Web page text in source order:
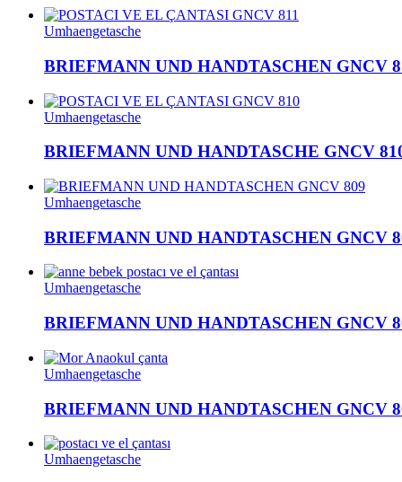
Umhaengetasche
BRIEFMANN UND HANDTASCHEN GNCV
Umhaengetasche
BRIEFMANN UND HANDTASCHE GNCV
Umhaengetasche
BRIEFMANN UND HANDTASCHEN GNCV
Umhaengetasche
BRIEFMANN UND HANDTASCHEN GNCV
Umhaengetasche
BRIEFMANN UND HANDTASCHEN GNCV
Umhaengetasche